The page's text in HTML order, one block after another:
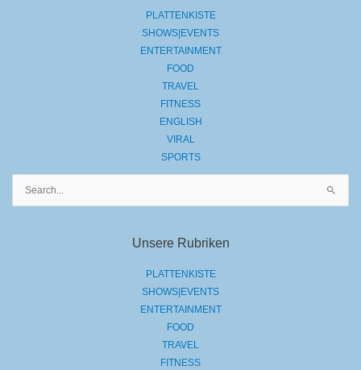
PLATTENKISTE
SHOWS|EVENTS
ENTERTAINMENT
FOOD
TRAVEL
FITNESS
ENGLISH
VIRAL
SPORTS
Unsere Rubriken
PLATTENKISTE
SHOWS|EVENTS
ENTERTAINMENT
FOOD
TRAVEL
FITNESS